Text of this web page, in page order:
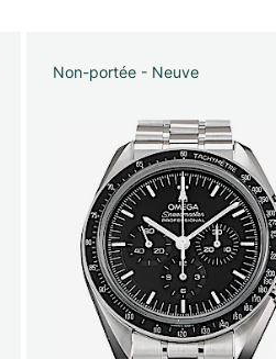
Non-portée - Neuve